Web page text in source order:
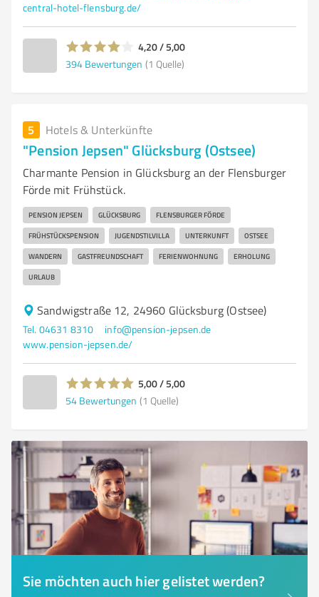
central-hotel-flensburg.de/
4,20 / 5,00
394 Bewertungen (1 Quelle)
5 Hotels & Unterkünfte
"Pension Jepsen" Glücksburg (Ostsee)
Charmante Pension in Glücksburg an der Flensburger
Förde mit Frühstück.
PENSION JEPSEN GLÜCKSBURG FLENSBURGER FÖRDE
FRÜHSTÜCKSPENSION JUGENDSTILVILLA UNTERKUNFT OSTSEE
WANDERN GASTFREUNDSCHAFT FERIENWOHNUNG ERHOLUNG
URLAUB
Sandwigstraße 12, 24960 Glücksburg (Ostsee)
Tel. 04631 8310
info@pension-jepsen.de
www.pension-jepsen.de/
5,00 / 5,00
54 Bewertungen (1 Quelle)
Sie möchten auch hier gelistet werden?